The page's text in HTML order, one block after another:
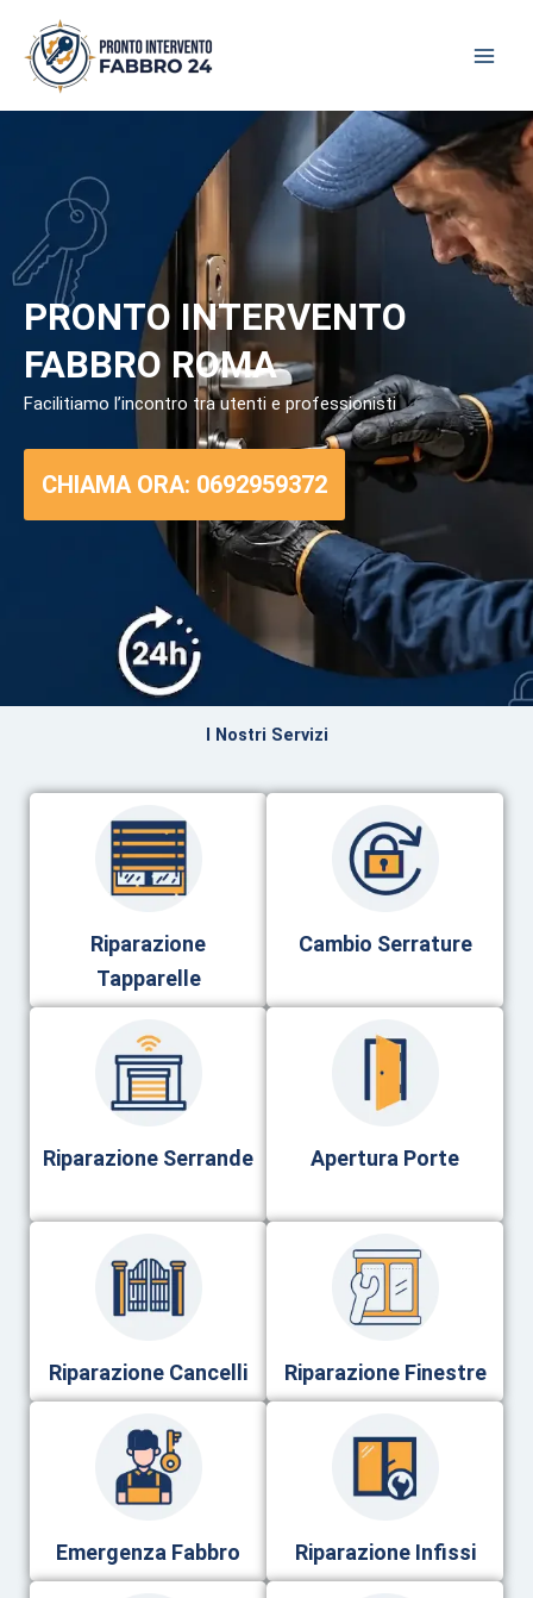
content
PRONTO INTERVENTO
FABBRO ROMA
Facilitiamo l’incontro tra utenti e professionisti
CHIAMA ORA: 0692959372
I Nostri Servizi
Riparazione
Tapparelle
Cambio Serrature
Riparazione Serrande Apertura Porte
Riparazione Cancelli Riparazione Finestre
Emergenza Fabbro Riparazione Infissi